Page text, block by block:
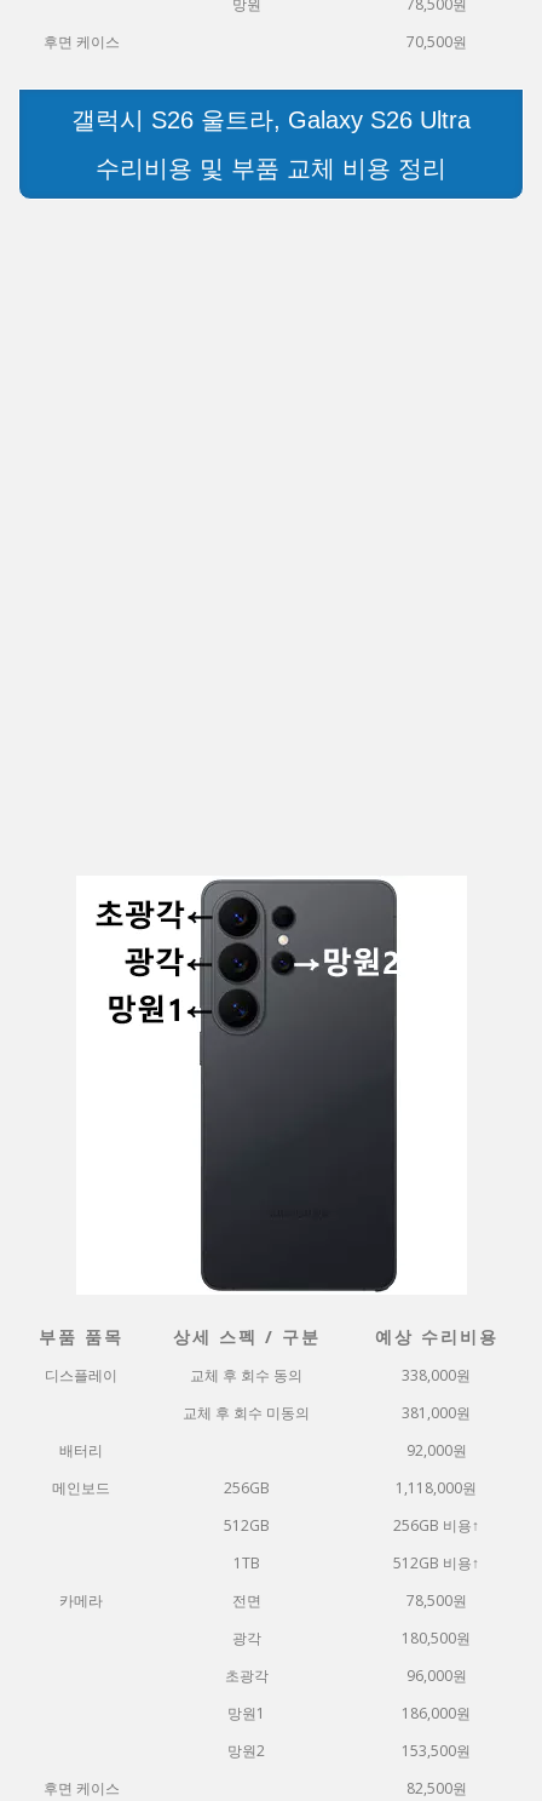
망원
78,500원
후면 케이스
70,500원
갤럭시 S26 울트라, Galaxy S26 Ultra
수리비용 및 부품 교체 비용 정리
부품 품목 상세 스펙 / 구분 예상 수리비용
디스플레이 교체 후 회수 동의
338,000원
교체 후 회수 미동의
381,000원
배터리
92,000원
메인보드
256GB
1,118,000원
512GB
256GB 비용↑
1TB
512GB 비용↑
카메라
전면
78,500원
광각
180,500원
초광각
96,000원
망원1
186,000원
망원2
153,500원
후면 케이스
82,500원